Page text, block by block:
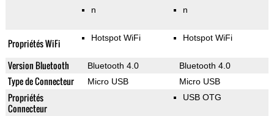
n n
Propriétés WiFi Hotspot WiFi Hotspot WiFi
Version Bluetooth Bluetooth 4.0 Bluetooth 4.0
Type de Connecteur Micro USB Micro USB
Propriétés
Connecteur
USB OTG